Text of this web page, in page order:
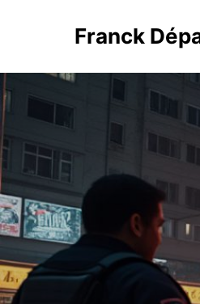
Franck